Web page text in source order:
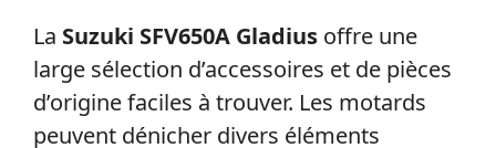
La Suzuki SFV650A Gladius offre une
large sélection d’accessoires et de pièces
d’origine faciles à trouver. Les motards
peuvent dénicher divers éléments